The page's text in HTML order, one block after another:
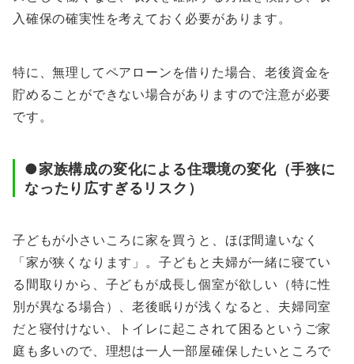
入確保の確実性を考えておく必要があります。
特に、無理してペアローンを借りた場合、老後資金を
貯めることができない場合がありますので注意が必要
です。
●家族構成の変化による住環境の変化（手狭に
なったり広すぎるリスク）
子どもが小さいころに家を買うと、ほぼ間違いなく
「家が狭くなります」。子どもと夫婦が一緒に寝てい
る間取りから、子どもが成長し個室が欲しい（特に性
別が異なる場合）、老後眠りが浅くなると、夫婦同室
だと寝付けない、トイレに起こされて困るというご家
庭も多いので、理想は一人一部屋確保したいところで